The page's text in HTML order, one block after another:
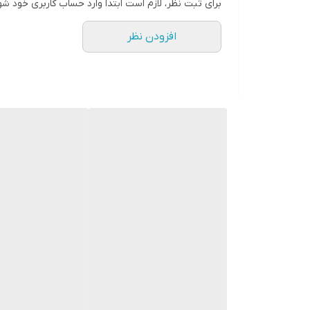
برای ثبت نظر، لازم است ابتدا وارد حساب کاربری خود
افزودن نظر